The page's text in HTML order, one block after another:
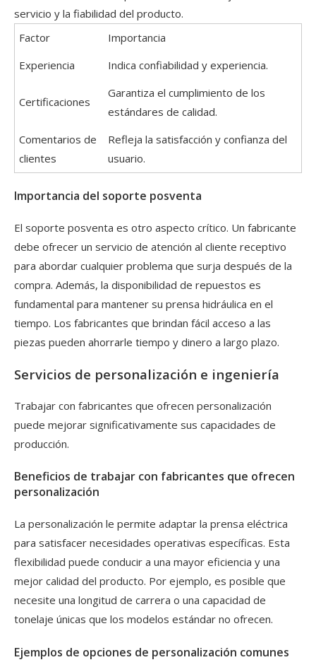
servicio y la fiabilidad del producto.
Factor
Importancia
Experiencia
Indica confiabilidad y experiencia.
Certificaciones
Garantiza el cumplimiento de los
estándares de calidad.
Comentarios de
clientes
Refleja la satisfacción y confianza del
usuario.
Importancia del soporte posventa
El soporte posventa es otro aspecto crítico. Un fabricante
debe ofrecer un servicio de atención al cliente receptivo
para abordar cualquier problema que surja después de la
compra. Además, la disponibilidad de repuestos es
fundamental para mantener su prensa hidráulica en el
tiempo. Los fabricantes que brindan fácil acceso a las
piezas pueden ahorrarle tiempo y dinero a largo plazo.
Servicios de personalización e ingeniería
Trabajar con fabricantes que ofrecen personalización
puede mejorar significativamente sus capacidades de
producción.
Beneficios de trabajar con fabricantes que ofrecen
personalización
La personalización le permite adaptar la prensa eléctrica
para satisfacer necesidades operativas específicas. Esta
flexibilidad puede conducir a una mayor eficiencia y una
mejor calidad del producto. Por ejemplo, es posible que
necesite una longitud de carrera o una capacidad de
tonelaje únicas que los modelos estándar no ofrecen.
Ejemplos de opciones de personalización comunes